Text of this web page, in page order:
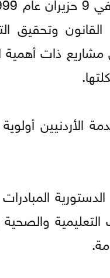
وتحقيق
مشاريع ذات
الأردنيين